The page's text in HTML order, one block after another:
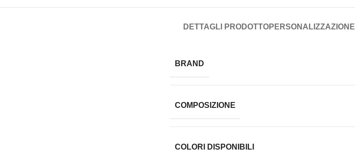
DETTAGLI PRODOTTOPERSONALIZZAZIONE
BRAND
COMPOSIZIONE
COLORI DISPONIBILI